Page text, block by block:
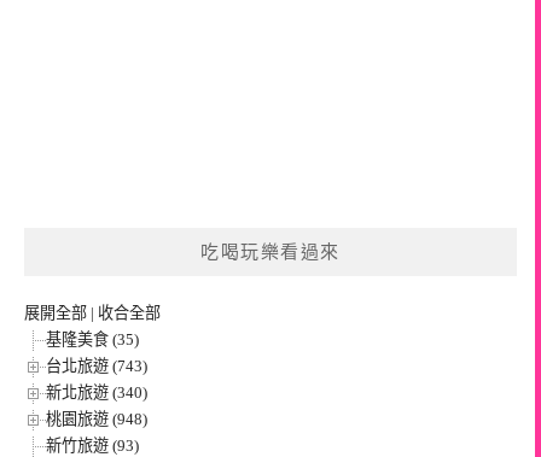
吃喝玩樂看過來
展開全部 | 收合全部
基隆美食 (35)
台北旅遊 (743)
新北旅遊 (340)
桃園旅遊 (948)
新竹旅遊 (93)